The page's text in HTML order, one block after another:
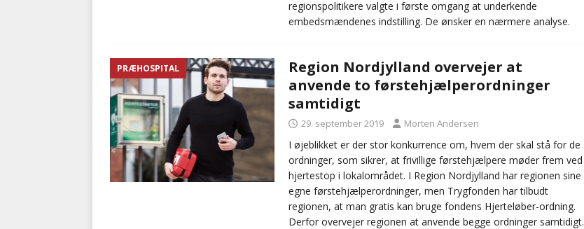
regionspolitikere valgte i første omgang at underkende
embedsmændenes indstilling. De ønsker en nærmere analyse.
PRÆHOSPITAL
Region Nordjylland overvejer at
anvende to førstehjælperordninger
samtidigt
29. september 2019 Morten Andersen
I øjeblikket er der stor konkurrence om, hvem der skal stå for de
ordninger, som sikrer, at frivillige førstehjælpere møder frem ved
hjertestop i lokalområdet. I Region Nordjylland har regionen sine
egne førstehjælperordninger, men Trygfonden har tilbudt
regionen, at man gratis kan bruge fondens Hjerteløber-ordning.
Derfor overvejer regionen at anvende begge ordninger samtidigt.